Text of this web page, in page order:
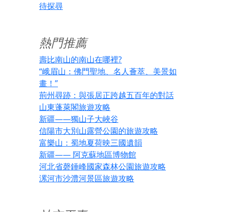
待探尋
熱門推薦
壽比南山的南山在哪裡?
“峨眉山：佛門聖地、名人薈萃、美景如
畫！”
荊州尋跡：與張居正跨越五百年的對話
山東蓬萊閣旅遊攻略
新疆——獨山子大峽谷
信陽市大別山露營公園的旅遊攻略
富樂山：蜀地夏荷映三國遺韻
新疆—— 阿克蘇地區博物館
河北省磬錘峰國家森林公園旅遊攻略
漯河市沙澧河景區旅遊攻略